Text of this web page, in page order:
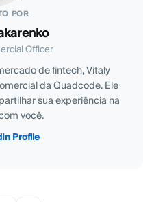
POR
Officer
de fintech, Vitaly
da Quadcode. Ele
sua experiência na
você.
Profile